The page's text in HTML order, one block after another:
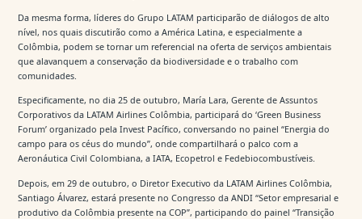
Da mesma forma, líderes do Grupo LATAM participarão de diálogos de alto
nível, nos quais discutirão como a América Latina, e especialmente a
Colômbia, podem se tornar um referencial na oferta de serviços ambientais
que alavanquem a conservação da biodiversidade e o trabalho com
comunidades.
Especificamente, no dia 25 de outubro, María Lara, Gerente de Assuntos
Corporativos da LATAM Airlines Colômbia, participará do ‘Green Business
Forum’ organizado pela Invest Pacífico, conversando no painel “Energia do
campo para os céus do mundo”, onde compartilhará o palco com a
Aeronáutica Civil Colombiana, a IATA, Ecopetrol e Fedebiocombustíveis.
Depois, em 29 de outubro, o Diretor Executivo da LATAM Airlines Colômbia,
Santiago Álvarez, estará presente no Congresso da ANDI “Setor empresarial e
produtivo da Colômbia presente na COP”, participando do painel “Transição